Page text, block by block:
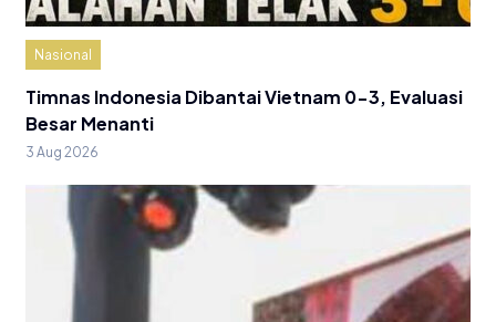
Nasional
Timnas Indonesia Dibantai Vietnam 0-3, Evaluasi
Besar Menanti
3 Aug 2026